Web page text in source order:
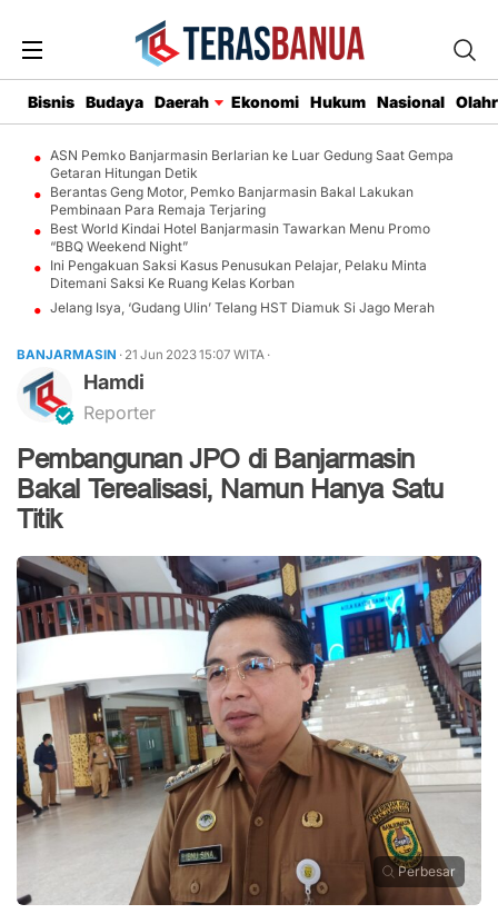
Bisnis Budaya Daerah Ekonomi Hukum Nasional
ASN Pemko Banjarmasin Berlarian ke Luar Gedung Saat Gempa
Getaran Hitungan Detik
Berantas Geng Motor, Pemko Banjarmasin Bakal Lakukan
Pembinaan Para Remaja Terjaring
Best World Kindai Hotel Banjarmasin Tawarkan Menu Promo
“BBQ Weekend Night”
Ini Pengakuan Saksi Kasus Penusukan Pelajar, Pelaku Minta
Ditemani Saksi Ke Ruang Kelas Korban
Jelang Isya, ‘Gudang Ulin’ Telang HST Diamuk Si Jago Merah
BANJARMASIN · 21 Jun 202315:07 WITA ·
Hamdi
Reporter
Pembangunan JPO di Banjarmasin
Bakal Terealisasi, Namun Hanya Satu
Titik
Perbesar